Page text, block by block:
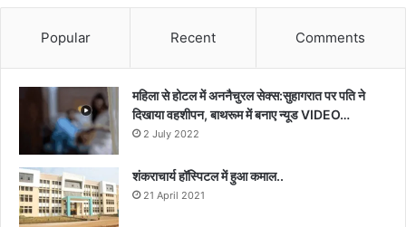
Popular Recent Comments
महिला से होटल में अननैचुरल सेक्स:सुहागरात पर पति ने
दिखाया वहशीपन, बाथरूम में बनाए न्यूड VIDEO…
2 July 2022
शंकराचार्य हॉस्पिटल में हुआ कमाल..
21 April 2021